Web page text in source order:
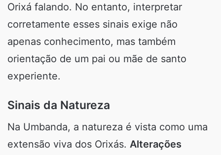
Orixá falando. No entanto, interpretar
corretamente esses sinais exige não
apenas conhecimento, mas também
orientação de um pai ou mãe de santo
experiente.
Sinais da Natureza
Na Umbanda, a natureza é vista como uma
extensão viva dos Orixás. Alterações